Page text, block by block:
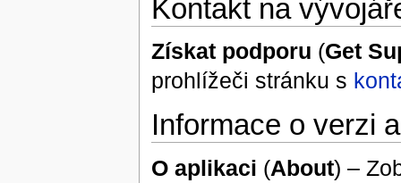
Kontakt na
Získat podporu (Get
prohlížeči stránku s
Informace o verzi
O aplikaci (About) –